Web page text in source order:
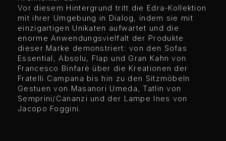
Vor diesem Hintergrund tritt die Edra-Kollektion
mit ihrer Umgebung in Dialog, indem sie mit
einzigartigen Unikaten aufwartet und die
enorme Anwendungsvielfalt der Produkte
dieser Marke demonstriert: von den Sofas
Essential, Absolu, Flap und Gran Kahn von
Francesco Binfarè über die Kreationen der
Fratelli Campana bis hin zu den Sitzmöbeln
Gestuen von Masanori Umeda, Tatlin von
Semprini/Cananzi und der Lampe Ines von
Jacopo Foggini.